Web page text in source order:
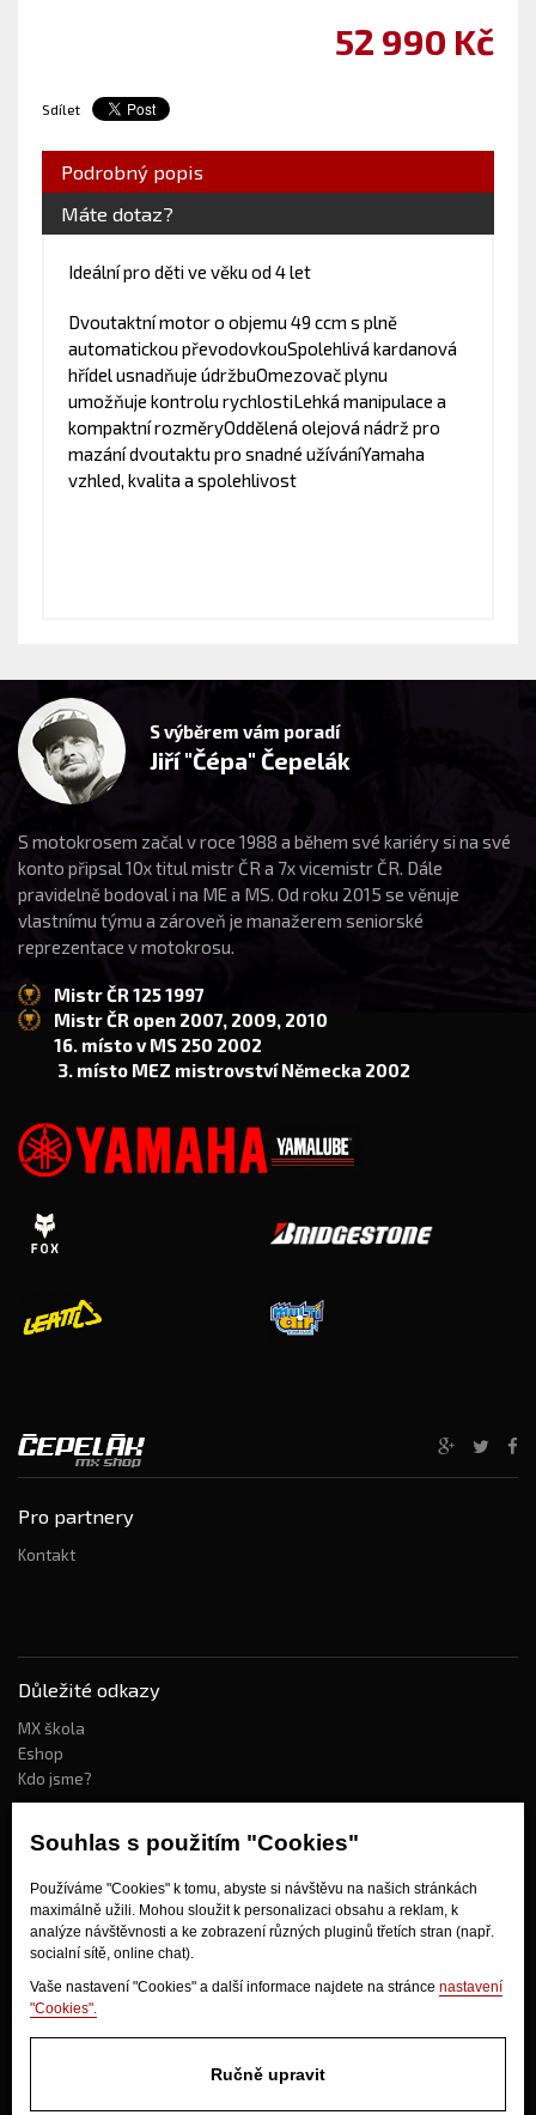
Souhlas s použitím "Cookies"
Používáme "Cookies" k tomu, abyste si návštěvu na našich stránkách
maximálně užili. Mohou sloužit k personalizaci obsahu a reklam, k
analýze návštěvnosti a ke zobrazení různých pluginů třetích stran (např.
socialní sítě, online chat).
Vaše nastavení "Cookies" a další informace najdete na stránce nastavení
"Cookies".
Ručně upravit
52 990 Kč
Sdílet
Podrobný popis
Máte dotaz?
Ideální pro děti ve věku od 4 let
Dvoutaktní motor o objemu 49 ccm s plně
automatickou převodovkouSpolehlivá kardanová
hřídel usnadňuje údržbuOmezovač plynu
umožňuje kontrolu rychlostiLehká manipulace a
kompaktní rozměryOddělená olejová nádrž pro
mazání dvoutaktu pro snadné užíváníYamaha
vzhled, kvalita a spolehlivost
S výběrem vám poradí
Jiří "Čépa" Čepelák
S motokrosem začal v roce 1988 a během své kariéry si na své
konto připsal 10x titul mistr ČR a 7x vicemistr ČR. Dále
pravidelně bodoval i na ME a MS. Od roku 2015 se věnuje
vlastnímu týmu a zároveň je manažerem seniorské
reprezentace v motokrosu.
Mistr ČR 125 1997
Mistr ČR open 2007, 2009, 2010
16. místo v MS 250 2002
3. místo MEZ mistrovství Německa 2002
Pro partnery
Kontakt
Důležité odkazy
MX škola
Eshop
Kdo jsme?
Jak nakupovat?
Obchodní podmínky
Doprava
Odstoupení od kupní smlouvy